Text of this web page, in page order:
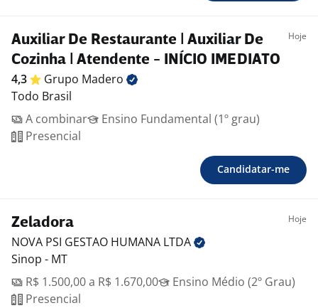
Auxiliar De Restaurante | Auxiliar De
Cozinha | Atendente - INÍCIO IMEDIATO
Hoje
4,3 Grupo Madero
Todo Brasil
A combinar
Ensino Fundamental (1º grau)
Presencial
Candidatar-me
Zeladora Hoje
NOVA PSI GESTAO HUMANA LTDA
Sinop - MT
R$ 1.500,00 a R$ 1.670,00
Ensino Médio (2º Grau)
Presencial